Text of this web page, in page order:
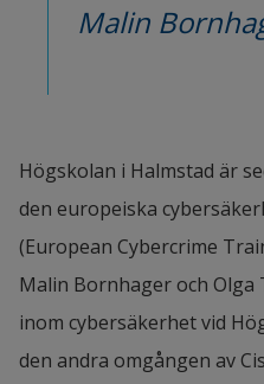
Malin
Högskolan i Halmstad är
den europeiska
(European Cybercrime
Malin Bornhager och
inom cybersäkerhet vid
den andra omgången av